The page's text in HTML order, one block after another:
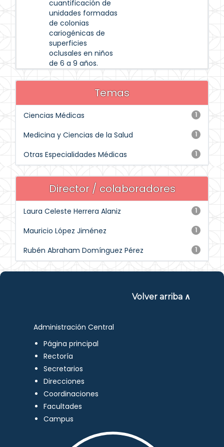
cuantificación de
unidades formadas
de colonias
cariogénicas de
superficies
oclusales en niños
de 6 a 9 años.
Temas
1
Ciencias Médicas
1
Medicina y Ciencias de la Salud
1
Otras Especialidades Médicas
Director / colaboradores
1
Laura Celeste Herrera Alaniz
1
Mauricio López Jiménez
1
Rubén Abraham Domínguez Pérez
Volver arriba ∧
Administración Central
Página principal
Rectoría
Secretarios
Direcciones
Coordinaciones
Facultades
Campus